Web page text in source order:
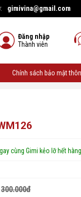
cùng Gimi kẻo lỡ hết hàng
300.000đ
gimivina@gmail.com
Đăng nhập
Thành viên
Chính sách bảo mật